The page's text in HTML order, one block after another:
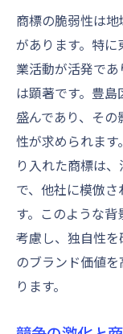
失敗事
商標保
成功と
事例に
商標保
ブランド価
商標管
ブラン
効果的
商標の脆弱性は
があります。特
業活動が活発で
は顕著です。豊
盛んであり、そ
性が求められま
り入れた商標は
で、他社に模倣
す。このような
考慮し、独自性
のブランド価値
ります。